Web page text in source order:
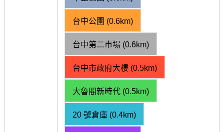
台中公園 (0.6km)
台中第二市場 (0.6km)
台中市政府大樓 (0.5km)
大魯閣新時代 (0.5km)
20 號倉庫 (0.4km)